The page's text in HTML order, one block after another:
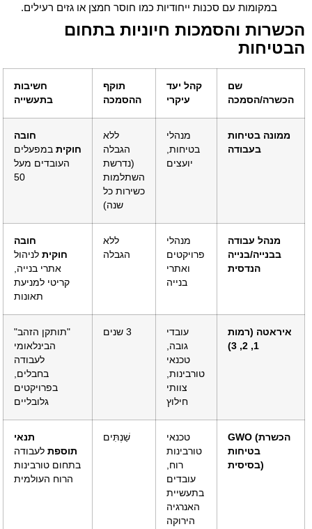
במקומות עם סכנות ייחודיות כמו חוסר חמצן או גזים רעילים.
הכשרות והסמכות חיוניות בתחום
הבטיחות
שם
הכשרה/הסמכה
קהל יעד
עיקרי
תוקף
ההסמכה
חשיבות
בתעשייה
ממונה בטיחות
בעבודה
מנהלי
בטיחות,
יועצים
ללא
הגבלה
(נדרשת
השתלמות
כשירות כל
שנה)
חובה
חוקית במפעלים
העובדים מעל
50
מנהל עבודה
בבנייה/בנייה
הנדסית
מנהלי
פרויקטים
ואתרי
בנייה
ללא
הגבלה
חובה
חוקית לניהול
אתרי בנייה,
קריטי למניעת
תאונות
איראטה (רמות
1, 2, 3)
עובדי
גובה,
טכנאי
טורבינות,
צוותי
חילוץ
3 שנים
"תותקן הזהב"
הבינלאומי
לעבודה
בחבלים,
בפרויקטים
גלובליים
GWO (הכשרת
בטיחות
בסיסית)
טכנאי
טורבינות
רוח,
עובדים
בתעשיית
האנרגיה
הירוקה
שַׁנְתִּים
תנאי
תוספת לעבודה
בתחום טורבינות
הרוח העולמית